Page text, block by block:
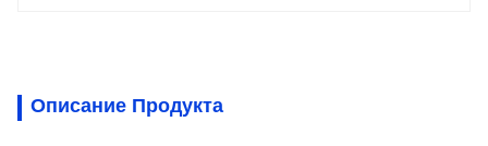
Описание Продукта